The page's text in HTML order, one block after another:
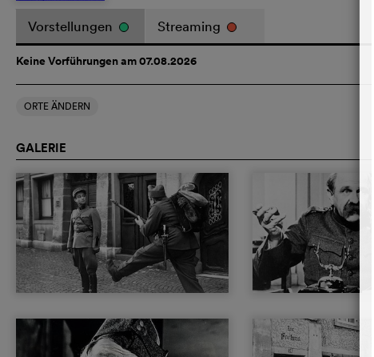
Vorstellungen Streaming
Keine Vorführungen am 07.08.2026
ORTE ÄNDERN
GALERIE